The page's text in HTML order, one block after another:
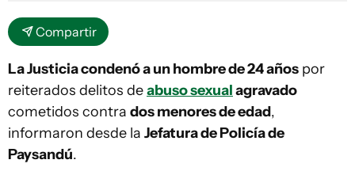
Compartir
La Justicia condenó a un hombre de 24 años por
reiterados delitos deabuso sexualagravado
cometidos contra dos menores de edad,
informaron desde la Jefatura de Policía de
Paysandú.